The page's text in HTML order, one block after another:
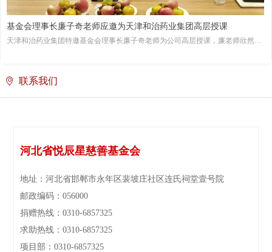
基金会理事长廉子奇老师应邀为天津和治药业集团高层授课
天津和治药业集团特邀基金会理事长廉子奇老师为公司高层授课，廉老师欣然应
ꄹ 联系我们
河北省悦辰星慈善基金会
地址：河北省邯郸市永年区裴坡庄社区连氏祠堂壹号院
邮政编码：056000
捐赠热线：0310-6857325
求助热线：0310-6857325
项目部：0310-6857325